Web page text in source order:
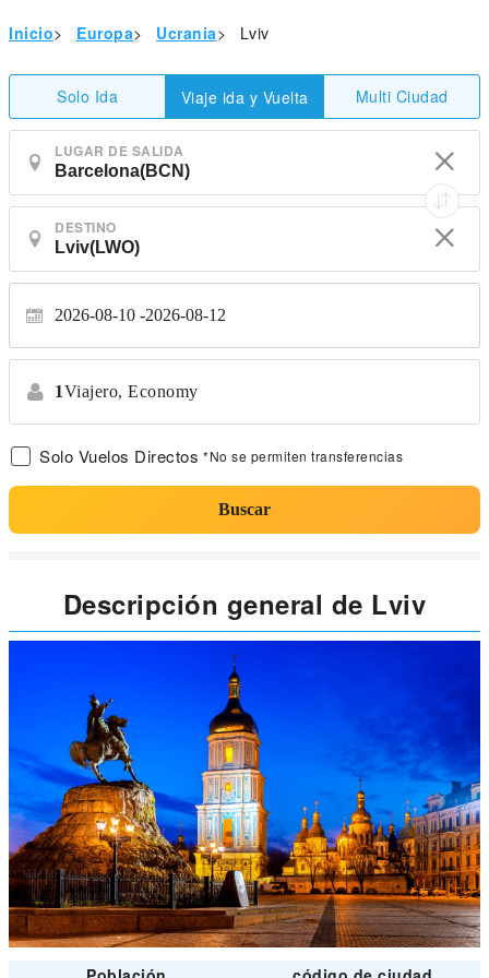
Inicio> Europa> Ucrania> Lviv
Solo Ida Viaje ida y Vuelta Multi Ciudad
LUGAR DE SALIDA
DESTINO
2026-08-10 2026-08-12
1Viajero, Economy
Solo Vuelos Directos *No se permiten transferencias
Buscar
Descripción general de Lviv